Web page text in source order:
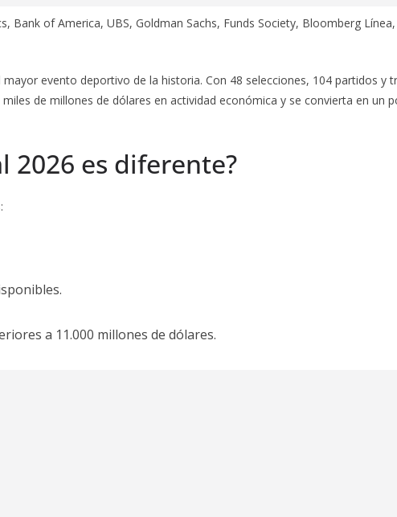
Bank of America, UBS, Goldman Sachs, Funds Society, Bloomberg
evento deportivo de la historia. Con 48 selecciones, 104 partidos y
de millones de dólares en actividad económica y se convierta en un
2026 es diferente?
a 11.000 millones de dólares.